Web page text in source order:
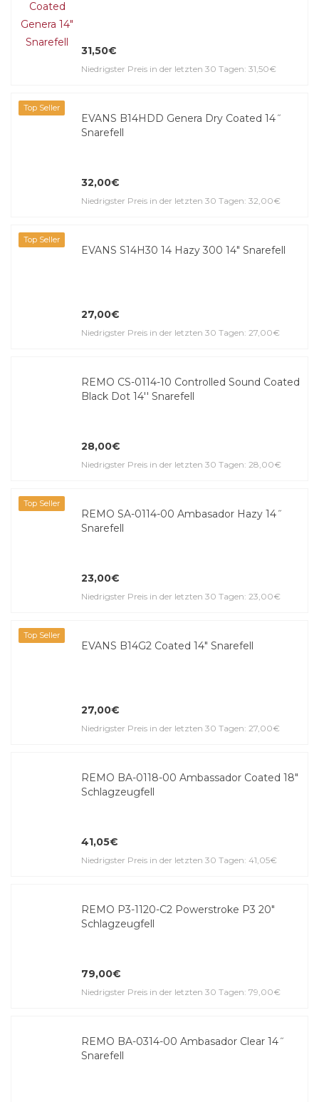
31,50€
Niedrigster Preis in der letzten 30 Tagen: 31,50€
Top Seller
EVANS B14HDD Genera Dry Coated 14˝
Snarefell
32,00€
Niedrigster Preis in der letzten 30 Tagen: 32,00€
Top Seller
EVANS S14H30 14 Hazy 300 14" Snarefell
27,00€
Niedrigster Preis in der letzten 30 Tagen: 27,00€
REMO CS-0114-10 Controlled Sound Coated
Black Dot 14'' Snarefell
28,00€
Niedrigster Preis in der letzten 30 Tagen: 28,00€
Top Seller
REMO SA-0114-00 Ambasador Hazy 14˝
Snarefell
23,00€
Niedrigster Preis in der letzten 30 Tagen: 23,00€
Top Seller
EVANS B14G2 Coated 14" Snarefell
27,00€
Niedrigster Preis in der letzten 30 Tagen: 27,00€
REMO BA-0118-00 Ambassador Coated 18"
Schlagzeugfell
41,05€
Niedrigster Preis in der letzten 30 Tagen: 41,05€
REMO P3-1120-C2 Powerstroke P3 20"
Schlagzeugfell
79,00€
Niedrigster Preis in der letzten 30 Tagen: 79,00€
REMO BA-0314-00 Ambasador Clear 14˝
Snarefell